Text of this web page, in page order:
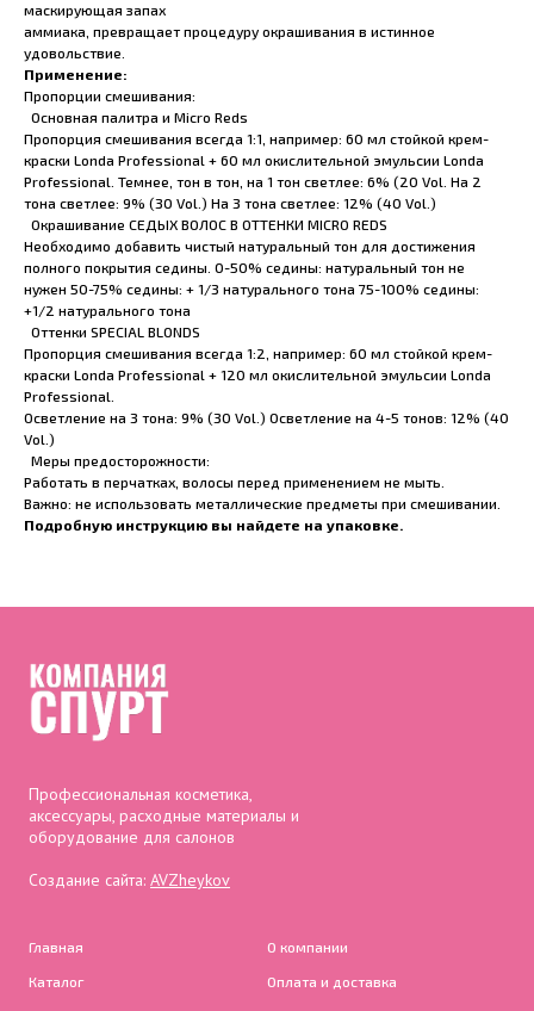
маскирующая запах
аммиака, превращает процедуру окрашивания в истинное
удовольствие.
Применение:
Пропорции смешивания:
Основная палитра и Micro Reds
Пропорция смешивания всегда 1:1, например: 60 мл стойкой крем-
краски Londa Professional + 60 мл окислительной эмульсии Londa
Professional. Темнее, тон в тон, на 1 тон светлее: 6% (20 Vol. На 2
тона светлее: 9% (30 Vol.) На 3 тона светлее: 12% (40 Vol.)
Окрашивание СЕДЫХ ВОЛОС В ОТТЕНКИ MICRO REDS
Необходимо добавить чистый натуральный тон для достижения
полного покрытия седины. 0-50% седины: натуральный тон не
нужен 50-75% седины: + 1/3 натурального тона 75-100% седины:
+1/2 натурального тона
Оттенки SPECIAL BLONDS
Пропорция смешивания всегда 1:2, например: 60 мл стойкой крем-
краски Londa Professional + 120 мл окислительной эмульсии Londa
Professional.
Осветление на 3 тона: 9% (30 Vol.) Осветление на 4-5 тонов: 12% (40
Vol.)
Меры предосторожности:
Работать в перчатках, волосы перед применением не мыть.
Важно: не использовать металлические предметы при смешивании.
Подробную инструкцию вы найдете на упаковке.
Профессиональная косметика,
аксессуары, расходные материалы и
оборудование для салонов
Создание сайта: AVZheykov
Главная
Каталог
О компании
Оплата и доставка